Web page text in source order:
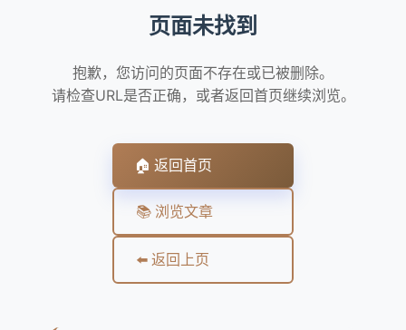
页面未找到
抱歉，您访问的页面不存在或已被删除。
请检查URL是否正确，或者返回首页继续浏览。
🏠 返回首页
📚 浏览文章
⬅️ 返回上页